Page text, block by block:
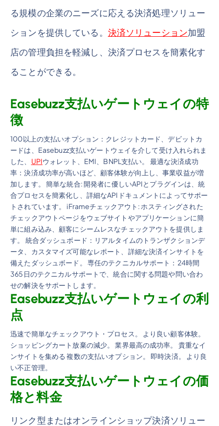
る規模の企業のニーズに応える決済処理ソリュー
ションを提供している。 決済ソリューション加盟
店の管理負担を軽減し、決済プロセスを簡素化す
ることができる。
Easebuzz支払いゲートウェイの特
徴
100以上の支払いオプション：クレジットカード、デビットカ
ードは、Easebuzz支払いゲートウェイを介して受け入れられま
した、 UPIウォレット、EMI、BNPL支払い。 最適な決済成功
率：決済成功率が高いほど、顧客体験が向上し、事業収益が増
加します。 簡単な統合: 開発者に優しいAPIとプラグインは、統
合プロセスを簡素化し、詳細なAPIドキュメントによってサポー
トされています。 iFrameチェックアウト: ホスティングされた
チェックアウトページをウェブサイトやアプリケーションに簡
単に組み込み、顧客にシームレスなチェックアウトを提供しま
す。 統合ダッシュボード：リアルタイムのトランザクションデ
ータ、カスタマイズ可能なレポート、詳細な決済インサイトを
備えたダッシュボード。 専任のテクニカルサポート：24時間
365日のテクニカルサポートで、統合に関する問題や問い合わ
せの解決をサポートします。
Easebuzz支払いゲートウェイの利
点
迅速で簡単なチェックアウト・プロセス。 より良い顧客体験。
ショッピングカート放棄の減少。 業界最高の成功率。 貴重なイ
ンサイトを集める 複数の支払いオプション。 即時決済。 より良
い不正管理。
Easebuzz支払いゲートウェイの価
格と料金
リンク型またはオンラインショップ決済ソリュー